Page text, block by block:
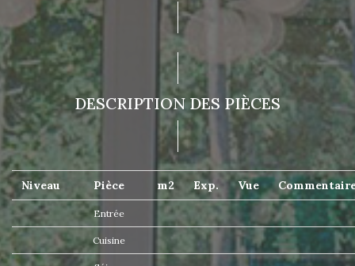
DESCRIPTION DES PIÈCES
Niveau Pièce m2 Exp. Vue
Entrée
Cuisine